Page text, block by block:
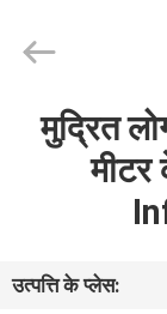
वीडियो
Limited.
मुद्रित
उत्पत्ति के प्लेस: